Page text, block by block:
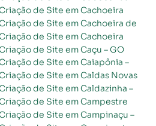
de Site em Caçu – GO